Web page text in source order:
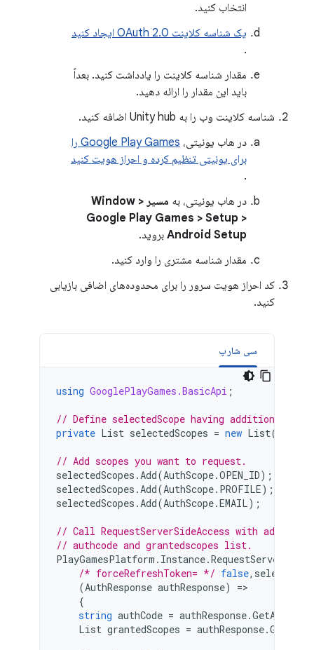
انتخاب کنید.
یک شناسه کلاینت OAuth 2.0 ایجاد کنید
.
مقدار شناسه کلاینت را یادداشت کنید. بعداً
باید این مقدار را ارائه دهید.
شناسه کلاینت وب را به Unity hub اضافه کنید.
در هاب یونیتی،
Google Play Games را
برای یونیتی تنظیم کرده و احراز هویت کنید
.
در هاب یونیتی، به
مسیر Window >
Google Play Games > Setup >
Android Setup بروید.
مقدار شناسه مشتری را وارد کنید.
کد احراز هویت سرور را برای محدوده‌های اضافی بازیابی
کنید.
سی شارپ
using GooglePlayGames.BasicApi ;
// Define selectedScope having additional
private List selectedScopes = new List();
// Add scopes you want to request.
selectedScopes .Add(AuthScope.OPEN_ID);
selectedScopes .Add(AuthScope. PROFILE);
selectedScopes .Add(AuthScope.EMAIL);
// Call RequestServerSideAccess with
// authcode and grantedscopes list.
PlayGamesPlatform . Instance.
/* forceRefreshToken= */ false,
(AuthResponse authResponse)
=>
{
string authCode = authResponse.GetAuthCode
List grantedScopes = authResponse.